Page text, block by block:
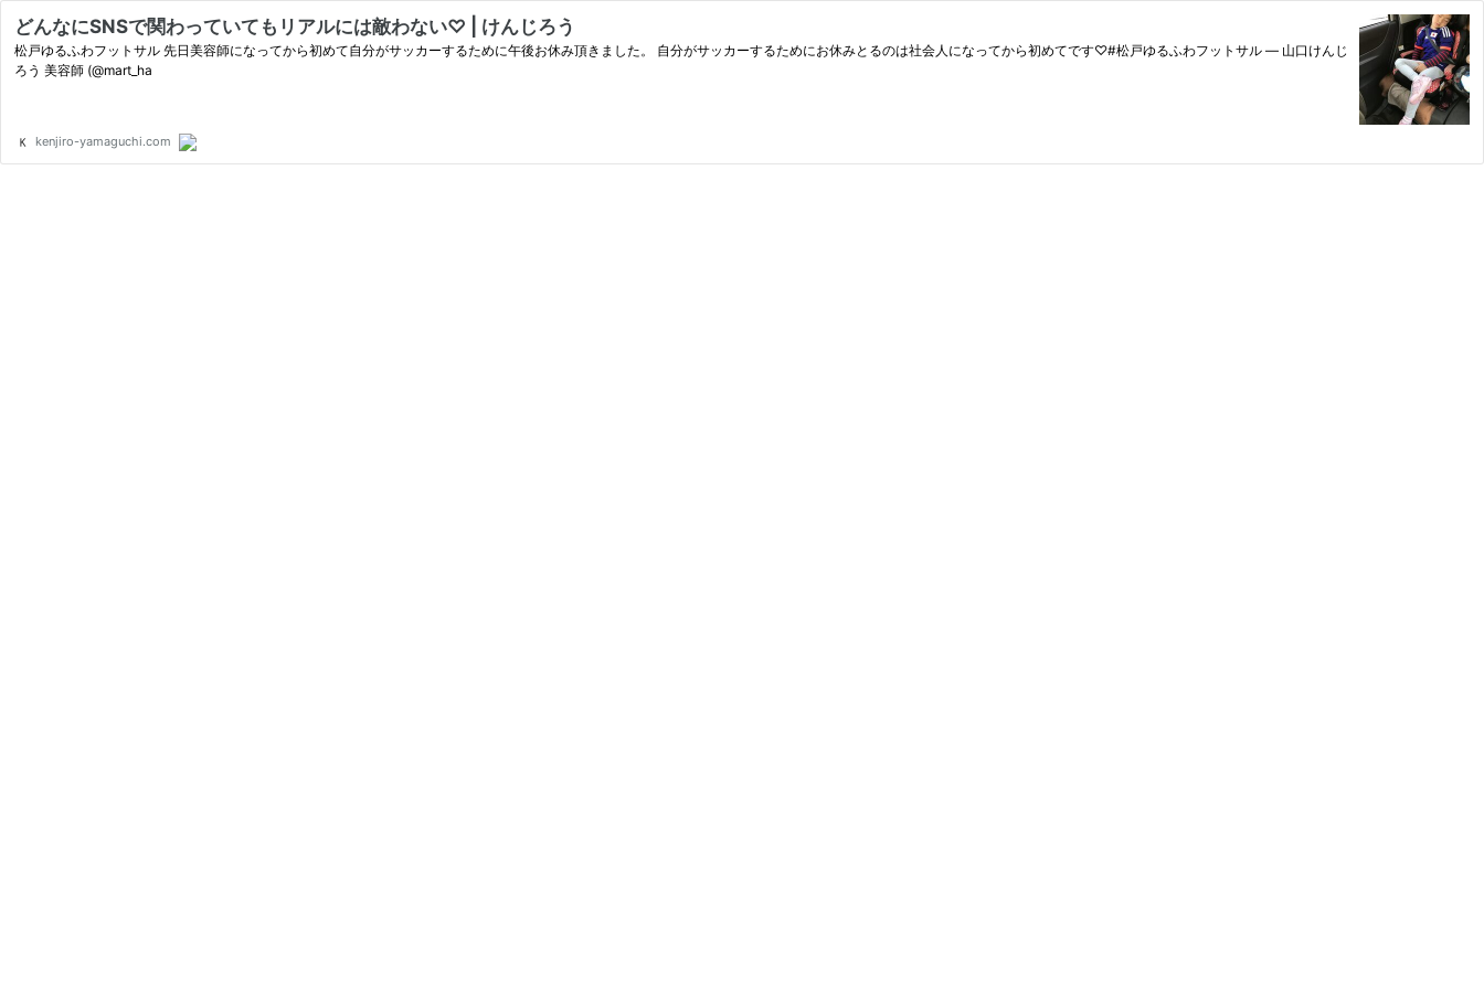
どんなにSNSで関わっていてもリアルには敵わない♡ | けんじろう
松戸ゆるふわフットサル 先日美容師になってから初めて自分がサッカーするために午後お休み頂きました。 自分がサッカーするためにお休みとるのは社会人になってから初めてです♡#松戸ゆるふわフットサル — 山口けんじ
ろう 美容師 (@mart_ha
kenjiro-yamaguchi.com